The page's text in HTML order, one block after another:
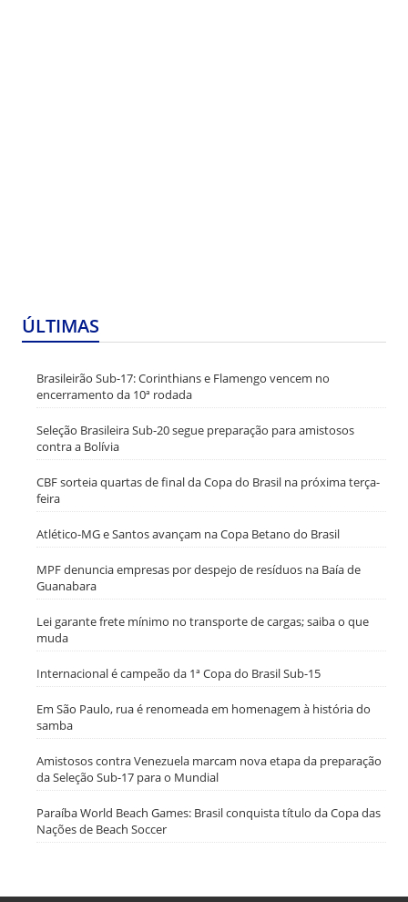
ÚLTIMAS
Brasileirão Sub-17: Corinthians e Flamengo vencem no
encerramento da 10ª rodada
Seleção Brasileira Sub-20 segue preparação para amistosos
contra a Bolívia
CBF sorteia quartas de final da Copa do Brasil na próxima terça-
feira
Atlético-MG e Santos avançam na Copa Betano do Brasil
MPF denuncia empresas por despejo de resíduos na Baía de
Guanabara
Lei garante frete mínimo no transporte de cargas; saiba o que
muda
Internacional é campeão da 1ª Copa do Brasil Sub-15
Em São Paulo, rua é renomeada em homenagem à história do
samba
Amistosos contra Venezuela marcam nova etapa da preparação
da Seleção Sub-17 para o Mundial
Paraíba World Beach Games: Brasil conquista título da Copa das
Nações de Beach Soccer